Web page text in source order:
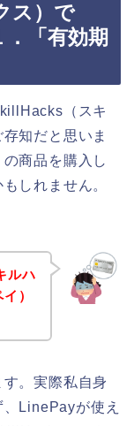
ス）で
「有効期
（スキ
知だと思いま
商品を購入し
しれません。
ルハ
）
。実際私自身
LinePayが使え